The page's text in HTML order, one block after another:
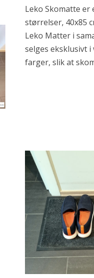
Leko Skomatte er
størrelser, 40x85
Leko Matter i
selges eksklusivt
farger, slik at